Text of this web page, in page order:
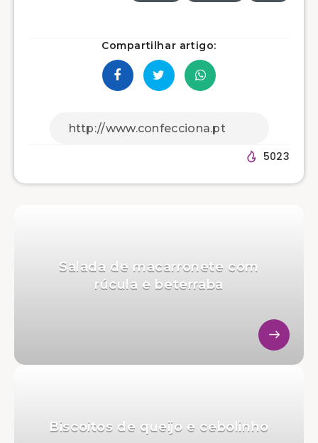
Compartilhar artigo:
5023
Salada de macarronete com
rúcula e beterraba
Biscoitos de queijo e cebolinho